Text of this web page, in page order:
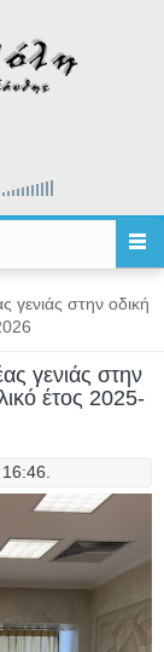
γενιάς στην οδική
γενιάς στην
έτος 2025-